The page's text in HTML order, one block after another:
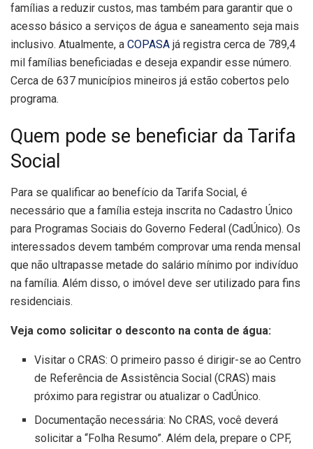
famílias a reduzir custos, mas também para garantir que o
acesso básico a serviços de água e saneamento seja mais
inclusivo. Atualmente, a COPASA já registra cerca de 789,4
mil famílias beneficiadas e deseja expandir esse número.
Cerca de 637 municípios mineiros já estão cobertos pelo
programa.
Quem pode se beneficiar da Tarifa
Social
Para se qualificar ao benefício da Tarifa Social, é
necessário que a família esteja inscrita no Cadastro Único
para Programas Sociais do Governo Federal (CadÚnico). Os
interessados devem também comprovar uma renda mensal
que não ultrapasse metade do salário mínimo por indivíduo
na família. Além disso, o imóvel deve ser utilizado para fins
residenciais.
Veja como solicitar o desconto na conta de água:
Visitar o CRAS: O primeiro passo é dirigir-se ao Centro
de Referência de Assistência Social (CRAS) mais
próximo para registrar ou atualizar o CadÚnico.
Documentação necessária: No CRAS, você deverá
solicitar a “Folha Resumo”. Além dela, prepare o CPF,